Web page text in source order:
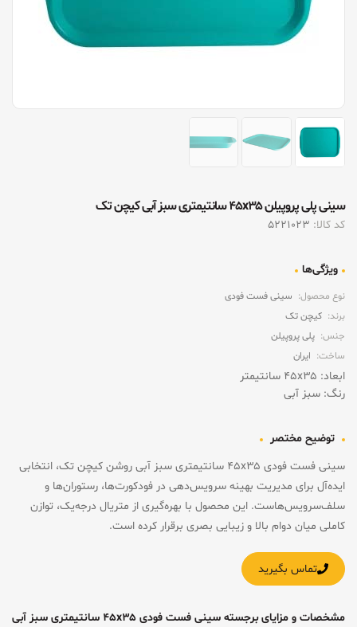
سینی پلی پروپیلن ۴۵x۳۵ سانتیمتری سبز آبی کیچن تک
سینی فست فودی ۴۵x۳۵ سانتیمتری سبز آبی روشن کیچن تک، انتخابی
ایده‌آل برای مدیریت بهینه سرویس‌دهی در فودکورت‌ها، رستوران‌ها و
سلف‌سرویس‌هاست. این محصول با بهره‌گیری از متریال درجه‌یک، توازن
کاملی میان دوام بالا و زیبایی بصری برقرار کرده است.
کد کالا: 5221023
ویژگی‌ها
نوع محصول: سینی فست فودی
برند: کیچن تک
جنس: پلی پروپیلن
ساخت: ایران
ابعاد: ۴۵x۳۵ سانتیمتر
رنگ: سبز آبی
توضیح مختصر
تماس بگیرید
مشخصات و مزایای برجسته سینی فست فودی ۴۵x۳۵ سانتیمتری سبز آبی